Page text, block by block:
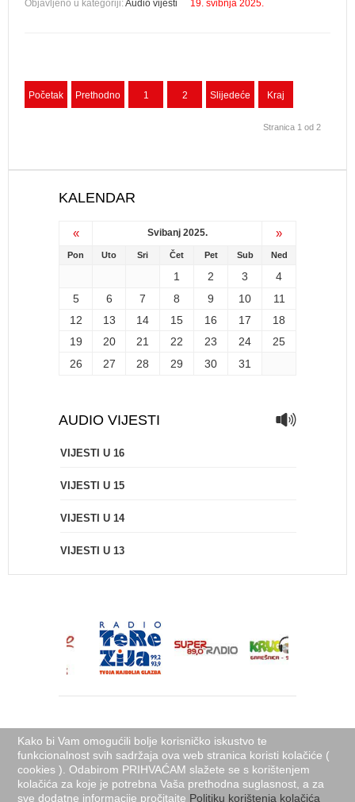
Objavljeno u kategoriji:Audio vijesti 19. svibnja 2025.
Početak Prethodno 1 2 Slijedeće Kraj
Stranica 1 od 2
KALENDAR
« Svibanj 2025. »
Pon Uto Sri Čet Pet Sub Ned
1 2 3
4
5
6 7 8 9 10
11
12
13 14 15 16 17
18
19
20 21 22 23 24
25
26
27 28 29 30 31
AUDIO VIJESTI
VIJESTI U 16
VIJESTI U 15
VIJESTI U 14
VIJESTI U 13
Naslovnica Uvjeti korištenja O nama Kontakti
Izjava o privatnosti
Politika korištenja kolačića (Cookies Policy)
Kako bi Vam omogućili bolje korisničko iskustvo te
funkcionalnost svih sadržaja ova web stranica koristi kolačiće (
cookies ). Odabirom PRIHVAĆAM slažete se s korištenjem
kolačića za koje je potrebna Vaša prethodna suglasnost, a za
sve dodatne informacije pročitajte Politiku korištenja kolačića